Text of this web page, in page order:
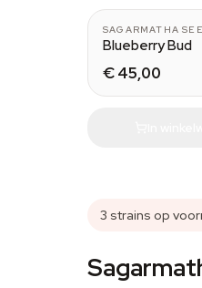
SAGARMATHA
Blueberry Bud
€ 45,00
3 strains op